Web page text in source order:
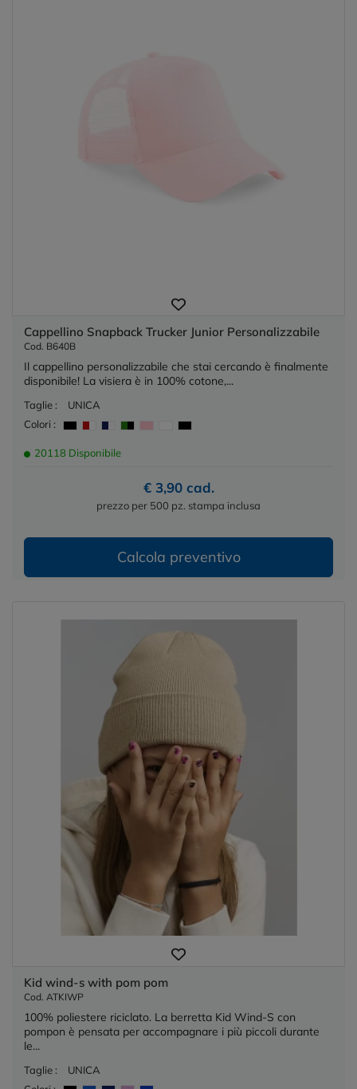
Cappellino Snapback Trucker Junior Personalizzabile
Cod. B640B
Il cappellino personalizzabile che stai cercando è finalmente
disponibile! La visiera è in 100% cotone,...
Taglie :
UNICA
Colori :
20118 Disponibile
€ 3,90 cad.
prezzo per 500 pz. stampa inclusa
Calcola preventivo
Kid wind-s with pom pom
Cod. ATKIWP
100% poliestere riciclato. La berretta Kid Wind-S con
pompon è pensata per accompagnare i più piccoli durante
le...
Taglie :
UNICA